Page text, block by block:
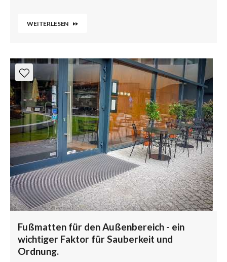
WEITERLESEN
Fußmatten für den Außenbereich - ein
wichtiger Faktor für Sauberkeit und
Ordnung.